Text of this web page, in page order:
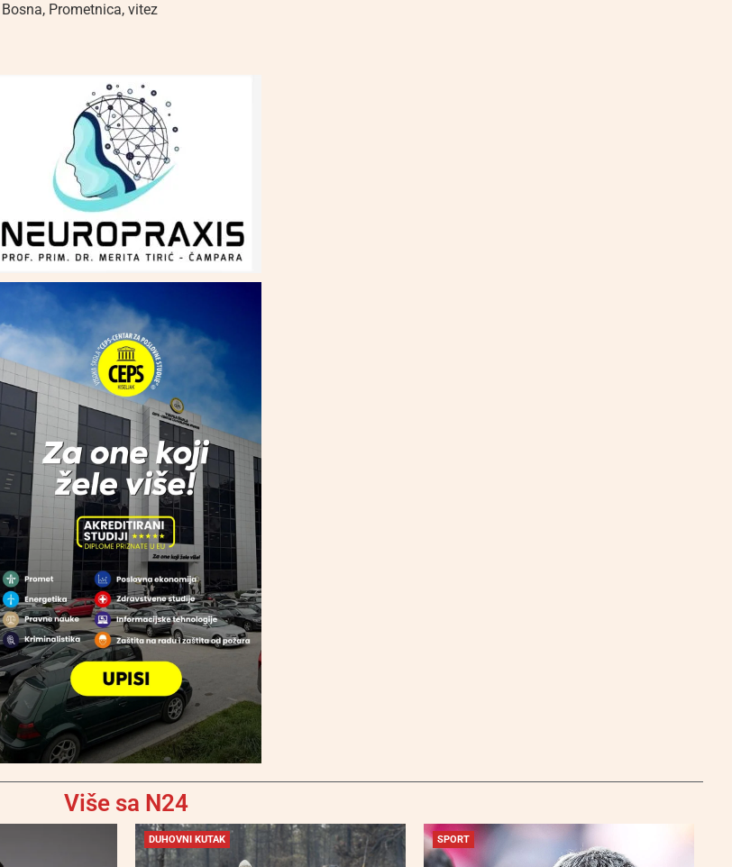
, Prometnica, vitez
Više sa N24
DUHOVNI KUTAK SPORT